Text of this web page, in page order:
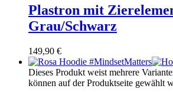
Plastron mit
Grau/Schwarz
149,90 €
Dieses Produkt weist mehrere
können auf der Produktseite gewählt